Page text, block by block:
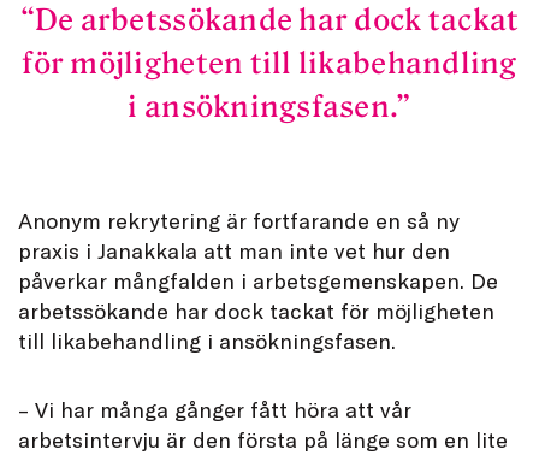
De arbetssökande har dock tackat
för möjligheten till likabehandling
i ansökningsfasen.
Anonym rekrytering är fortfarande en så ny
praxis i Janakkala att man inte vet hur den
påverkar mångfalden i arbetsgemenskapen. De
arbetssökande har dock tackat för möjligheten
till likabehandling i ansökningsfasen.
– Vi har många gånger fått höra att vår
arbetsintervju är den första på länge som en lite